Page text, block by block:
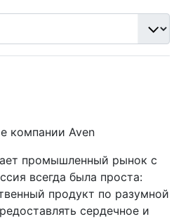
компании Aven
промышленный рынок с
всегда была проста:
продукт по разумной
сердечное и